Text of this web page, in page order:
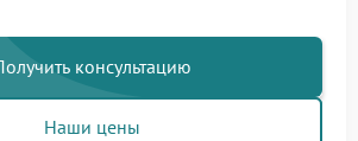
консультацию
Наши цены